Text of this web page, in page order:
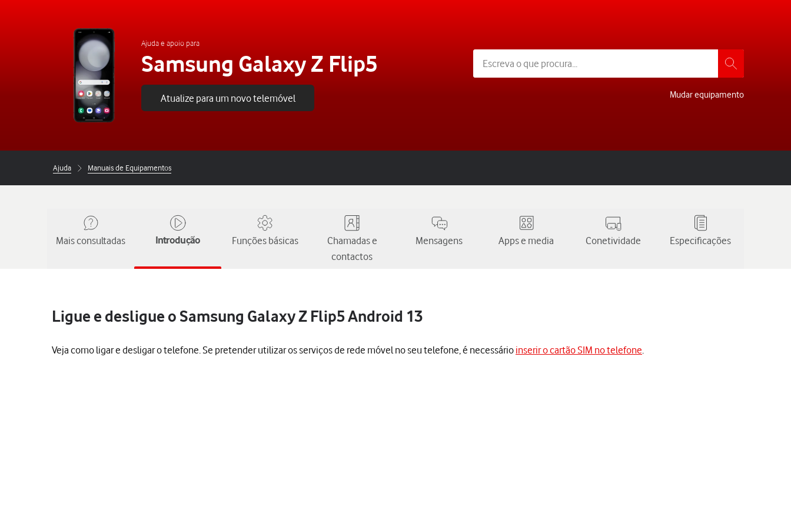
Ajuda e apoio para
Samsung Galaxy Z Flip5
Atualize para um novo telemóvel Mudar equipamento
Ajuda Manuais de Equipamentos
Mais consultadas Introdução Funções básicas
Chamadas e
contactos
Mensagens Apps e media Conetividade Especificações
Ligue e desligue o Samsung Galaxy Z Flip5 Android 13
Veja como ligar e desligar o telefone. Se pretender utilizar os serviços de rede móvel no seu telefone, é necessárioinserir o cartão SIM no telefone